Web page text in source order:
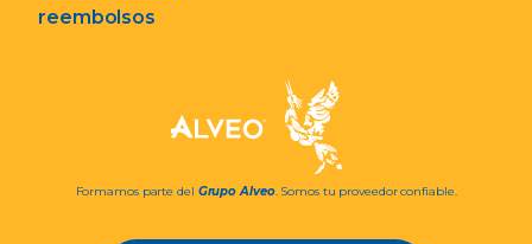
reembolsos
Formamos parte del Grupo Alveo. Somos tu proveedor confiable.